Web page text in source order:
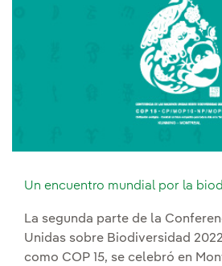
Un encuentro mundial por la
La segunda parte de la
Unidas sobre Biodiversidad
como COP 15, se celebró en